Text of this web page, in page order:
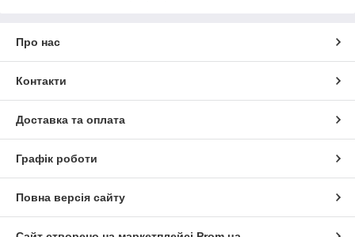
Про нас
Контакти
Доставка та оплата
Графік роботи
Повна версія сайту